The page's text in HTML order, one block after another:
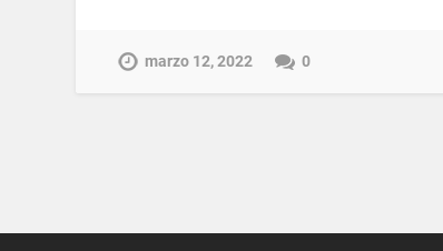
marzo 12, 2022 0